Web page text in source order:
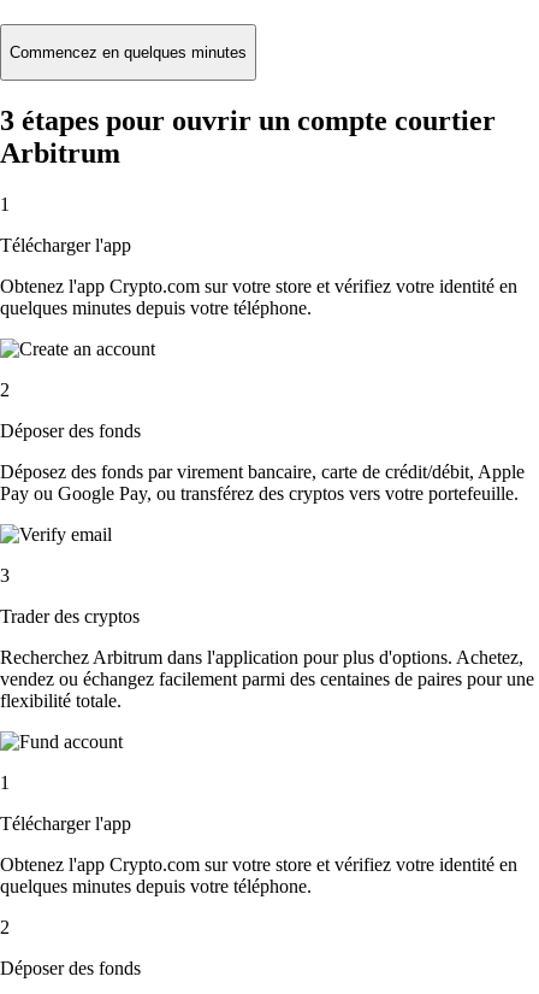
Commencez en quelques minutes
3 étapes pour ouvrir un compte courtier
Arbitrum
1
Télécharger l'app
Obtenez l'app Crypto.com sur votre store et vérifiez votre identité en
quelques minutes depuis votre téléphone.
2
Déposer des fonds
Déposez des fonds par virement bancaire, carte de crédit/débit, Apple
Pay ou Google Pay, ou transférez des cryptos vers votre portefeuille.
3
Trader des cryptos
Recherchez Arbitrum dans l'application pour plus d'options. Achetez,
vendez ou échangez facilement parmi des centaines de paires pour une
flexibilité totale.
1
Télécharger l'app
Obtenez l'app Crypto.com sur votre store et vérifiez votre identité en
quelques minutes depuis votre téléphone.
2
Déposer des fonds